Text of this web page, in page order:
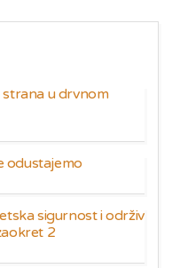
u drvnom
odustajemo
sigurnost i održiv
2